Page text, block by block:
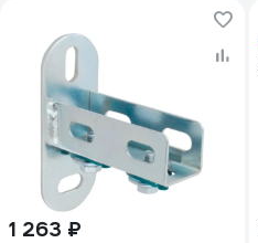
1 263 ₽